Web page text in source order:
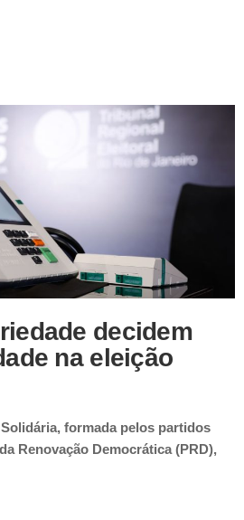
decidem
na eleição
formada pelos partidos
Renovação Democrática (PRD),